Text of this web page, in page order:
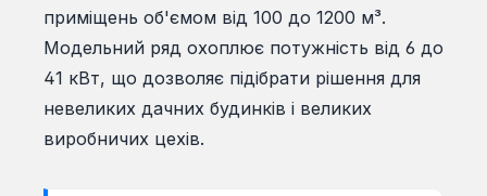
приміщень об'ємом від 100 до 1200 м³.
Модельний ряд охоплює потужність від 6 до
41 кВт, що дозволяє підібрати рішення для
невеликих дачних будинків і великих
виробничих цехів.